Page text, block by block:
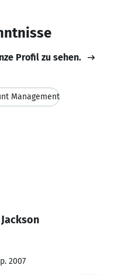
Profil zu sehen.
Management
2007